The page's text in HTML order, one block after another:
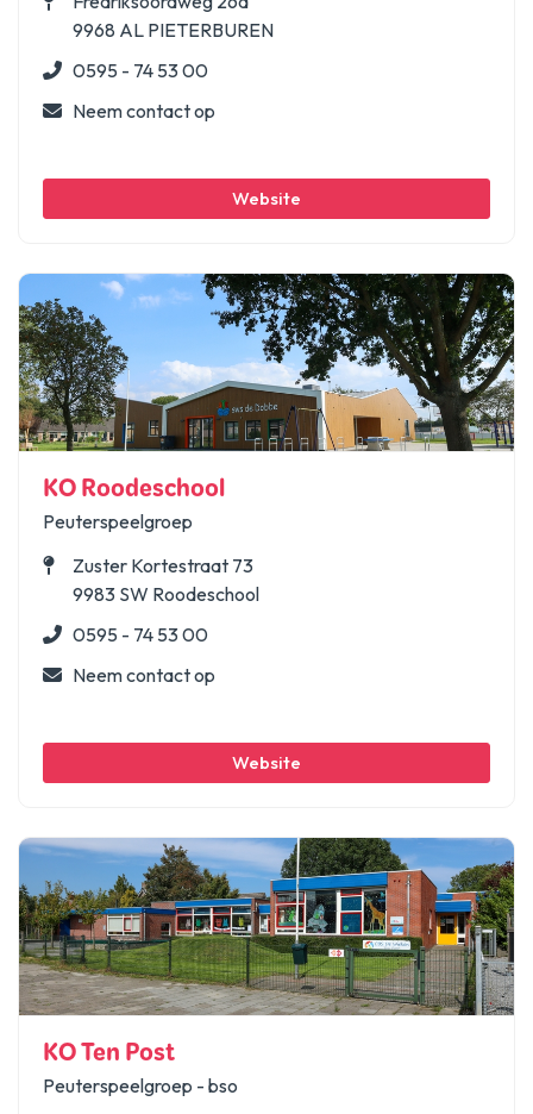
9968 AL PIETERBUREN
0595 - 74 53 00
Neem contact op
Website
KO Roodeschool
Peuterspeelgroep
Zuster Kortestraat 73
9983 SW Roodeschool
0595 - 74 53 00
Neem contact op
Website
KO Ten Post
Peuterspeelgroep - bso